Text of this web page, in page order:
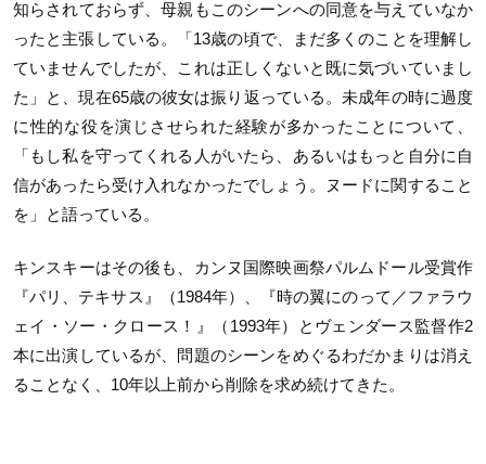
知らされておらず、母親もこのシーンへの同意を与えていなか
ったと主張している。「13歳の頃で、まだ多くのことを理解し
ていませんでしたが、これは正しくないと既に気づいていまし
た」と、現在65歳の彼女は振り返っている。未成年の時に過度
に性的な役を演じさせられた経験が多かったことについて、
「もし私を守ってくれる人がいたら、あるいはもっと自分に自
信があったら受け入れなかったでしょう。ヌードに関すること
を」と語っている。
キンスキーはその後も、カンヌ国際映画祭パルムドール受賞作
『パリ、テキサス』（1984年）、『時の翼にのって／ファラウ
ェイ・ソー・クロース！』（ 1993年）とヴェンダース監督作2
本に出演しているが、問題のシーンをめぐるわだかまりは消え
ることなく、 10年以上前から削除を求め続けてきた。